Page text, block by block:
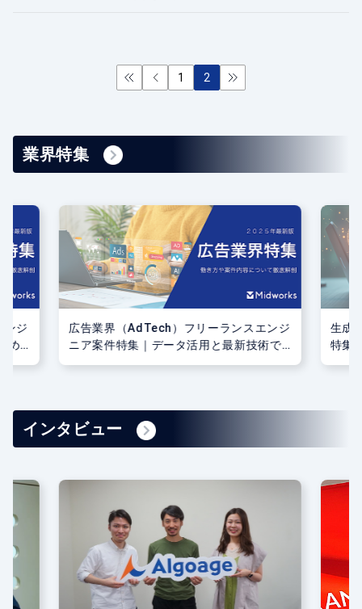
1 2
業界特集
ンジ
め
広告業界（AdTech）フリーランスエンジ
ニア案件特集｜データ活用と最新技術で
生成
特集
インタビュー